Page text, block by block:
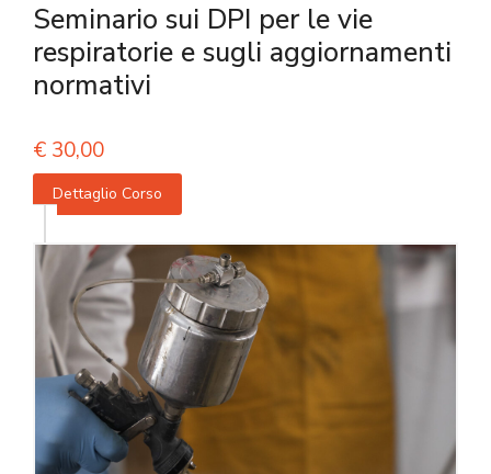
Seminario sui DPI per le vie
respiratorie e sugli aggiornamenti
normativi
€ 30,00
Dettaglio Corso